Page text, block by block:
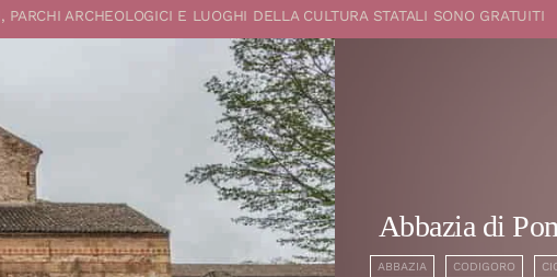
ARCHEOLOGICI E LUOGHI DELLA CULTURA STATALI SONO GRATUITI
Abbazia di
ABBAZIA CODIGORO